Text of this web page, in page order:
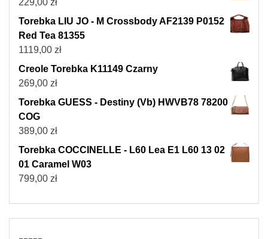
229,00 zł
Torebka LIU JO - M Crossbody AF2139 P0152
Red Tea 81355
1119,00 zł
Creole Torebka K11149 Czarny
269,00 zł
Torebka GUESS - Destiny (Vb) HWVB78 78200
COG
389,00 zł
Torebka COCCINELLE - L60 Lea E1 L60 13 02
01 Caramel W03
799,00 zł